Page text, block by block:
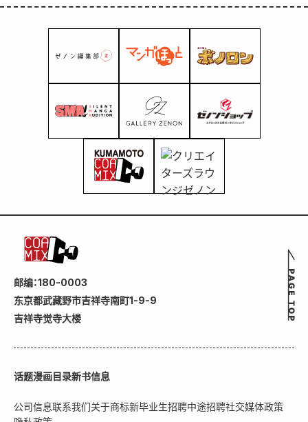
邮编：180-0003
东京都武藏野市吉祥寺南町1-9-9
吉祥寺觉寺大楼
话题漫画目录新书信息
公司信息联系我们关于商标新毕业生招聘中途招聘社交媒体政策